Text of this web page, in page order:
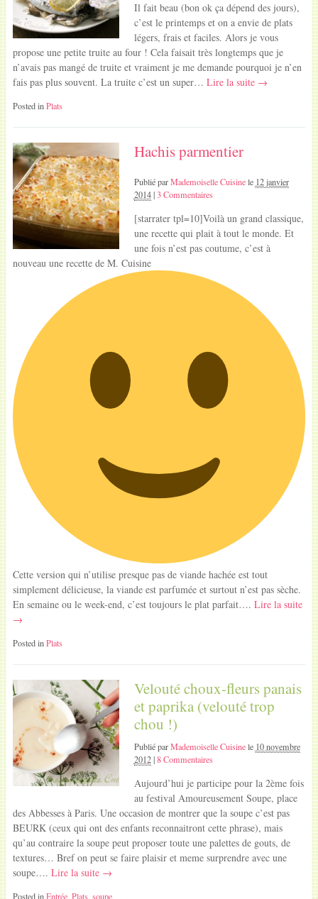
Il fait beau (bon ok ça dépend des jours),
c’est le printemps et on a envie de plats
légers, frais et faciles. Alors je vous
propose une petite truite au four ! Cela faisait très longtemps que je
n’avais pas mangé de truite et vraiment je me demande pourquoi je n’en
fais pas plus souvent. La truite c’est un super… Lire la suite →
Posted inPlats
Hachis parmentier
Publié parMademoiselle Cuisinele 12 janvier
2014|3 Commentaires
[starrater tpl=10]Voilà un grand classique,
une recette qui plait à tout le monde. Et
une fois n’est pas coutume, c’est à
nouveau une recette de M. Cuisine
Cette version qui n’utilise presque pas de viande hachée est tout
simplement délicieuse, la viande est parfumée et surtout n’est pas sèche.
En semaine ou le week-end, c’est toujours le plat parfait…. Lire la suite
→
Posted inPlats
Velouté choux-fleurs panais
et paprika (velouté trop
chou !)
Publié parMademoiselle Cuisinele 10 novembre
2012|8 Commentaires
Aujourd’hui je participe pour la 2ème fois
au festival Amoureusement Soupe, place
des Abbesses à Paris. Une occasion de montrer que la soupe c’est pas
BEURK (ceux qui ont des enfants reconnaitront cette phrase), mais
qu’au contraire la soupe peut proposer toute une palettes de gouts, de
textures… Bref on peut se faire plaisir et meme surprendre avec une
soupe…. Lire la suite →
Posted inEntrée, Plats, soupe